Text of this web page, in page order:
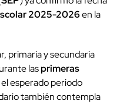
2025-2026en la
primaria y secundaria
lasprimeras
esperado periodo
también contempla